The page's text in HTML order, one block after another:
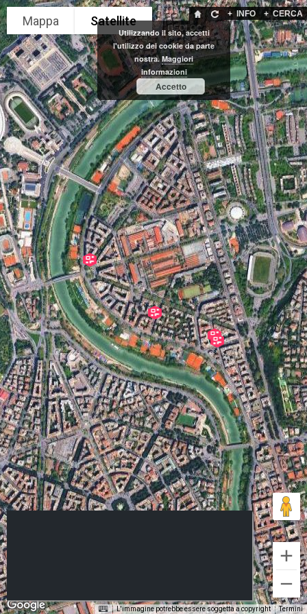
+CERCA
+ INFO
GEOLOC
Utilizzando il sito, accetti
l'utilizzo dei cookie da parte
nostra.Maggiori
informazioni
Accetto